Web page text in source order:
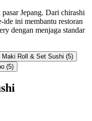
Jepang. Dari chirashi
ini membantu restoran
dengan menjaga standar
Maki Roll & Set Sushi (5)
(5)